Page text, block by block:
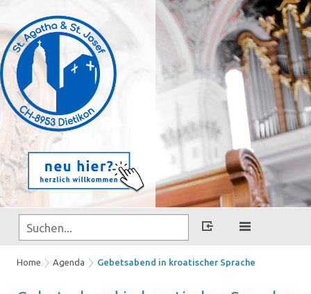
Home Agenda Gebetsabend in kroatischer Sprache